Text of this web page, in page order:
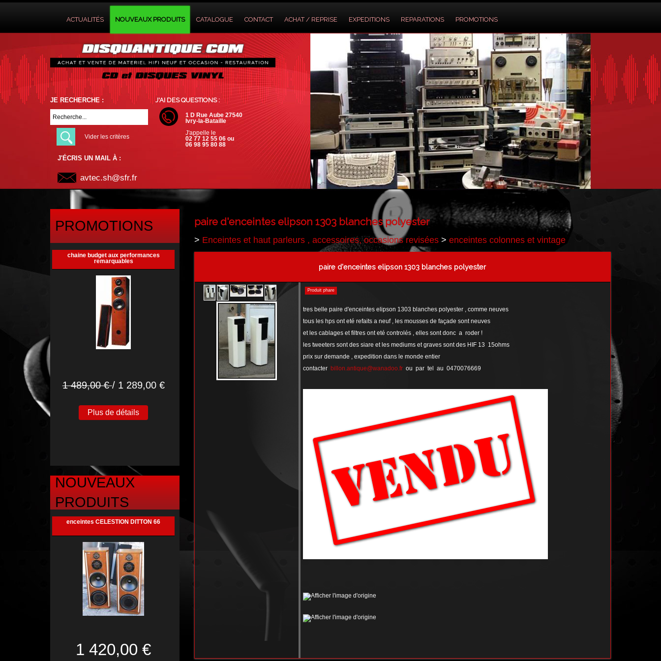
ACTUALITÉS NOUVEAUX PRODUITS CATALOGUE CONTACT ACHAT / REPRISE EXPEDITIONS REPARATIONS PROMOTIONS
JE RECHERCHE :
Vider les critères
J'AI DES QUESTIONS :
1 D Rue Aube 27540
Ivry-la-Bataille
J'appelle le
02 77 12 55 06 ou
06 98 95 80 88
J'ÉCRIS UN MAIL À :
avtec.sh@sfr.fr
PROMOTIONS
chaine budget aux performances
remarquables
1 489,00 €/ 1 289,00 €
Plus de détails
NOUVEAUX
PRODUITS
enceintes CELESTION DITTON 66
1 420,00 €
paire d'enceintes elipson 1303 blanches polyester
> Enceintes et haut parleurs , accessoires, occasions revisées> enceintes colonnes et vintage
paire d'enceintes elipson 1303 blanches polyester
Produit phare
tres belle paire d'enceintes elipson 1303 blanches polyester , comme neuves
tous les hps ont eté refaits a neuf , les mousses de façade sont neuves
et les cablages et filtres ont eté controlés , elles sont donc a roder !
les tweeters sont des siare et les mediums et graves sont des HIF 13 15ohms
prix sur demande , expedition dans le monde entier
contacter billon.antique@wanadoo.frou par tel au 0470076669